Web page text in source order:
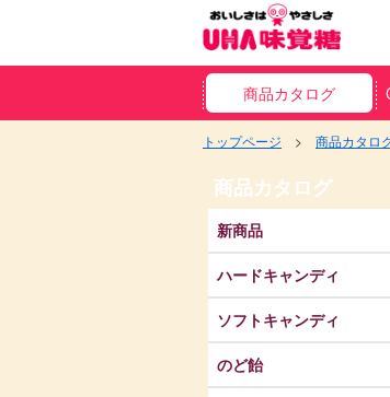
商品カタログ
トップページ 商品カタロ
商品カタログ
新商品
ハードキャンディ
ソフトキャンディ
のど飴